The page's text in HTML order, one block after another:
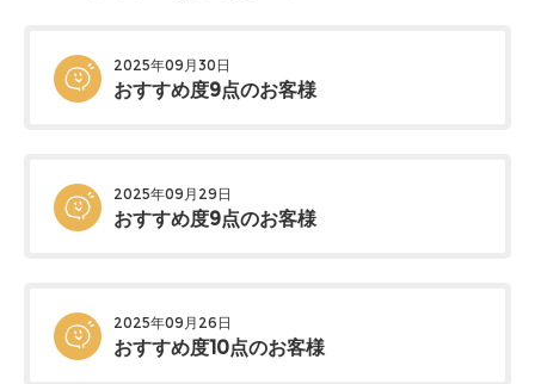
2025年09月30日
おすすめ度9点のお客様
2025年09月29日
おすすめ度9点のお客様
2025年09月26日
おすすめ度10点のお客様